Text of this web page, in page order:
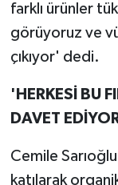
farklı ürünler
görüyoruz ve
çıkıyor' dedi.
'HERKESİ BU
DAVET
Cemile
katılarak